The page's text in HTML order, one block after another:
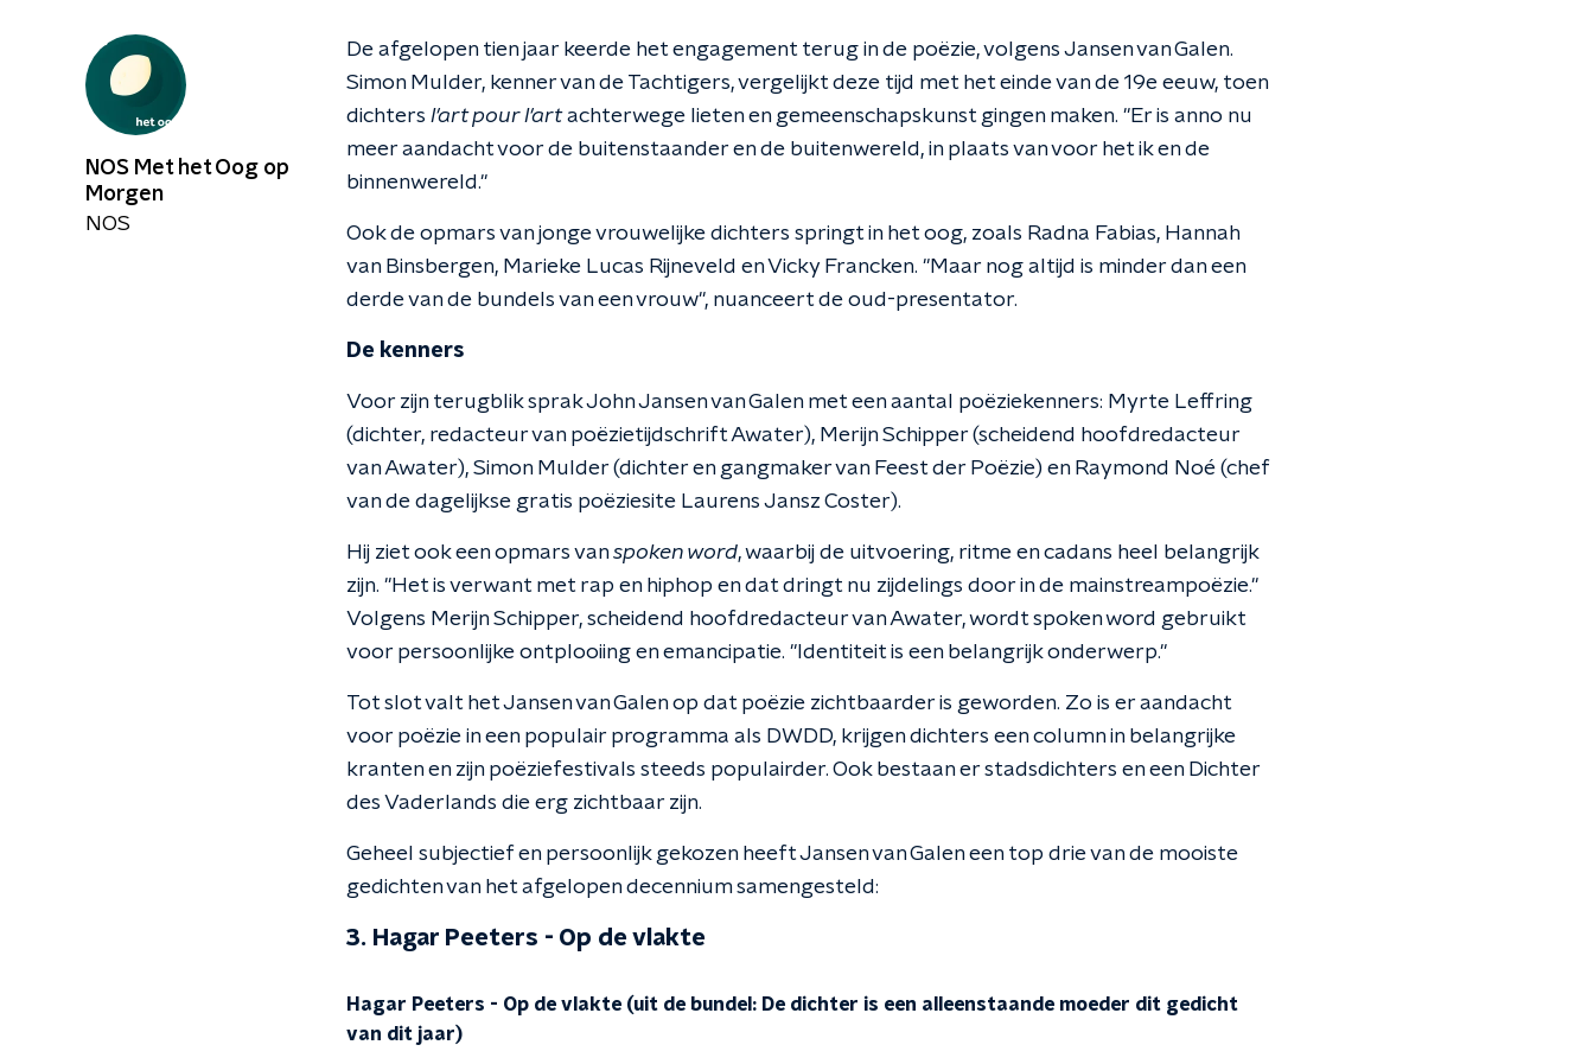
De afgelopen tien jaar keerde het engagement terug in de poëzie, volgens Jansen van Galen.
Simon Mulder, kenner van de Tachtigers, vergelijkt deze tijd met het einde van de 19e eeuw, toen
dichters l'art pour l'artachterwege lieten en gemeenschapskunst gingen maken. "Er is anno nu
meer aandacht voor de buitenstaander en de buitenwereld, in plaats van voor het ik en de
binnenwereld."
Ook de opmars van jonge vrouwelijke dichters springt in het oog, zoals Radna Fabias, Hannah
van Binsbergen, Marieke Lucas Rijneveld en Vicky Francken. "Maar nog altijd is minder dan een
derde van de bundels van een vrouw", nuanceert de oud-presentator.
De kenners
Voor zijn terugblik sprak John Jansen van Galen met een aantal poëziekenners: Myrte Leffring
(dichter, redacteur van poëzietijdschrift Awater), Merijn Schipper (scheidend hoofdredacteur
van Awater), Simon Mulder (dichter en gangmaker van Feest der Poëzie) en Raymond Noé (chef
van de dagelijkse gratis poëziesite Laurens Jansz Coster).
Hij ziet ook een opmars vanspoken word, waarbij de uitvoering, ritme en cadans heel belangrijk
zijn. "Het is verwant met rap en hiphop en dat dringt nu zijdelings door in de mainstreampoëzie."
Volgens Merijn Schipper, scheidend hoofdredacteur van Awater, wordt spoken word gebruikt
voor persoonlijke ontplooiing en emancipatie. "Identiteit is een belangrijk onderwerp."
Tot slot valt het Jansen van Galen op dat poëzie zichtbaarder is geworden. Zo is er aandacht
voor poëzie in een populair programma als DWDD, krijgen dichters een column in belangrijke
kranten en zijn poëziefestivals steeds populairder. Ook bestaan er stadsdichters en een Dichter
des Vaderlands die erg zichtbaar zijn.
Geheel subjectief en persoonlijk gekozen heeft Jansen van Galen een top drie van de mooiste
gedichten van het afgelopen decennium samengesteld:
3. Hagar Peeters - Op de vlakte
Hagar Peeters - Op de vlakte (uit de bundel: De dichter is een alleenstaande moeder dit gedicht
van dit jaar)
NOS Met het Oog op
Morgen
NOS